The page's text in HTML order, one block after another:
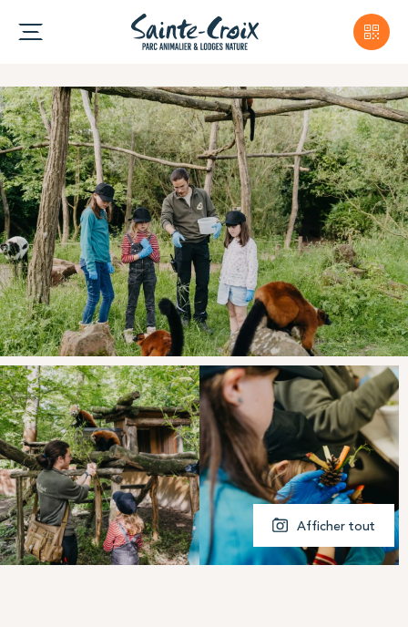
Afficher tout
Semaine de l'ours
Venez découvrirAnita, Alexandra, Chance et
Thomasfaisant leurs premiers pas sur leur
nouveau territoire !
Rencontrez l’association Pays de l’Ours –
Adet, échangez autour de la protection de
l’ours brun et participez à notre grande
campagne de dons« Les Gardiens de
l’Ours »